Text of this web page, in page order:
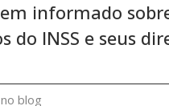
informado
do INSS e seus